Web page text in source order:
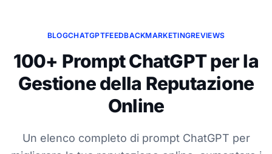
BLOGCHATGPTFEEDBACKMARKETINGREVIEWS
100+ Prompt ChatGPT per la
Gestione della Reputazione
Online
Un elenco completo di prompt ChatGPT per